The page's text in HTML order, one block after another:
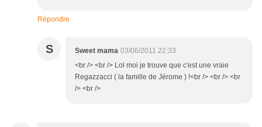
Répondre
S Sweet mama 03/06/2011 22:33
<br /> <br /> Lol moi je trouve que c'est une vraie
Regazzacci ( la famille de Jérome ) !<br /> <br /> <br
/> <br />